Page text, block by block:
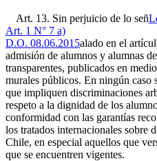
Art. 13. Sin perjuicio de lo señ
Art. 1 N° 7 a)
D.O. 08.06.2015alado en el
admisión de alumnos y alumnas
transparentes, publicados en
murales públicos. En ningún caso
que impliquen discriminaciones
respeto a la dignidad de los
conformidad con las garantías
los tratados internacionales sobre
Chile, en especial aquellos que
que se encuentren vigentes.